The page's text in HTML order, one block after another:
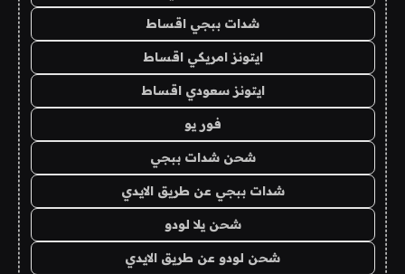
شدات ببجي اقساط
ايتونز امريكي اقساط
ايتونز سعودي اقساط
فور يو
شحن شدات ببجي
شدات ببجي عن طريق الايدي
شحن يلا لودو
شحن لودو عن طريق الايدي